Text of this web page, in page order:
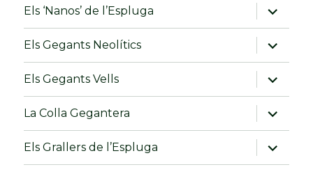
Els ‘Nanos’ de l’Espluga
amplia
el
menú
fill
Els Gegants Neolítics
amplia
el
menú
fill
Els Gegants Vells
amplia
el
menú
fill
La Colla Gegantera
amplia
el
menú
fill
Els Grallers de l’Espluga
amplia
el
menú